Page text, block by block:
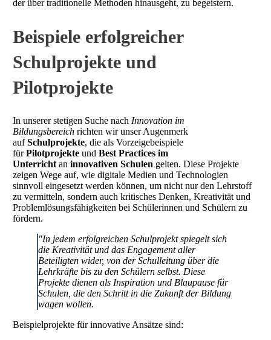
der über traditionelle Methoden hinausgeht, zu begeistern.
Beispiele erfolgreicher
Schulprojekte und
Pilotprojekte
In unserer stetigen Suche nach Innovation im
Bildungsbereich richten wir unser Augenmerk
aufSchulprojekte, die als Vorzeigebeispiele
fürPilotprojekte und Best Practices im
Unterricht an innovativen Schulen gelten. Diese Projekte
zeigen Wege auf, wie digitale Medien und Technologien
sinnvoll eingesetzt werden können, um nicht nur den Lehrstoff
zu vermitteln, sondern auch kritisches Denken, Kreativität und
Problemlösungsfähigkeiten bei Schülerinnen und Schülern zu
fördern.
"In jedem erfolgreichen Schulprojekt spiegelt sich
die Kreativität und das Engagement aller
Beteiligten wider, von der Schulleitung über die
Lehrkräfte bis zu den Schülern selbst. Diese
Projekte dienen als Inspiration und Blaupause für
Schulen, die den Schritt in die Zukunft der Bildung
wagen wollen.
Beispielprojekte für innovative Ansätze sind: